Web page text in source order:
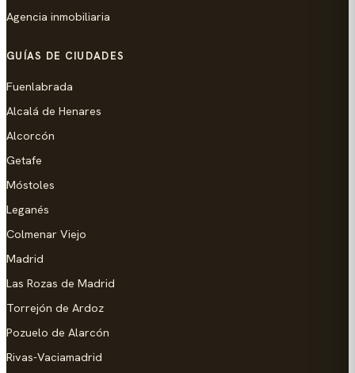
Agencia inmobiliaria
GUÍAS DE CIUDADES
Fuenlabrada
Alcalá de Henares
Alcorcón
Getafe
Móstoles
Leganés
Colmenar Viejo
Madrid
Las Rozas de Madrid
Torrejón de Ardoz
Pozuelo de Alarcón
Rivas-Vaciamadrid